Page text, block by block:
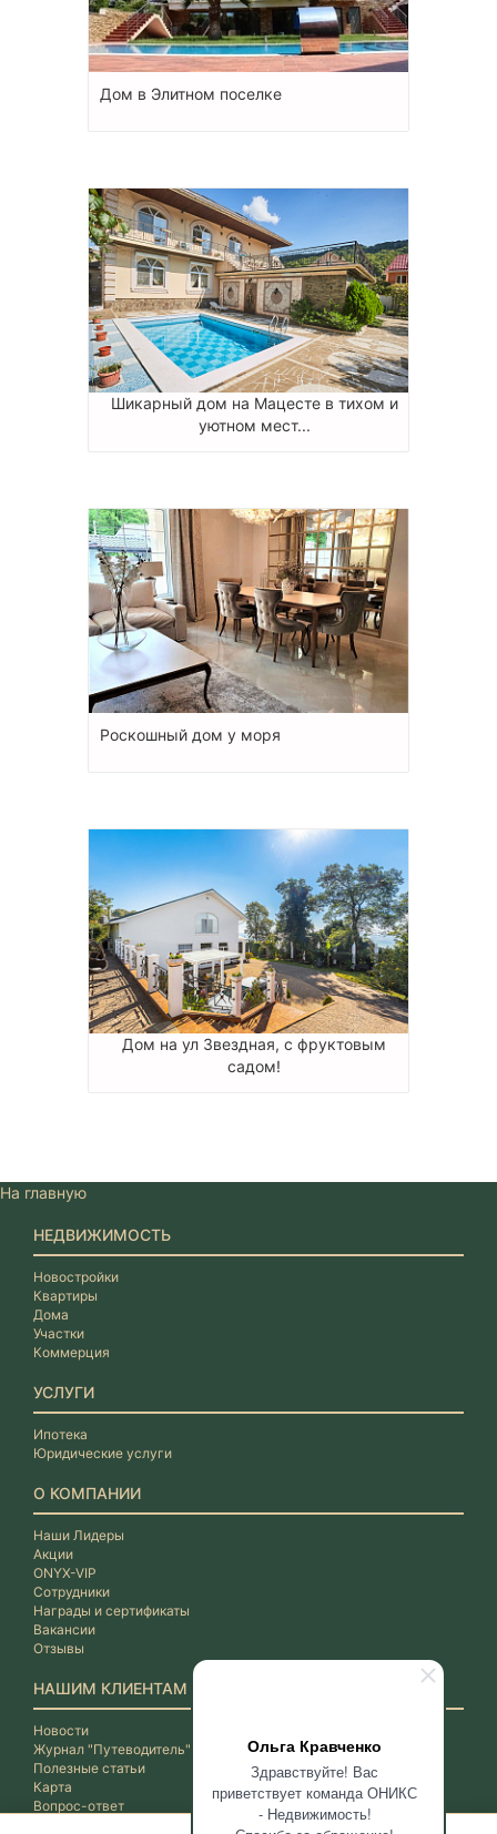
Ольга Кравченко
Здравствуйте! Вас
приветствует команда ОНИКС
- Недвижимость!
Дом в Элитном поселке
Шикарный дом на Мацесте в тихом и
уютном мест...
Роскошный дом у моря
Дом на ул Звездная, с фруктовым
садом!
На главную
НЕДВИЖИМОСТЬ
Новостройки
Квартиры
Дома
Участки
Коммерция
УСЛУГИ
Ипотека
Юридические услуги
О КОМПАНИИ
Наши Лидеры
Акции
ONYX-VIP
Сотрудники
Награды и сертификаты
Вакансии
Отзывы
НАШИМ КЛИЕНТАМ
Новости
Журнал "Путеводитель"
Полезные статьи
Карта
Вопрос-ответ